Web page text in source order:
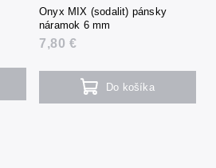
Onyx MIX (sodalit) pánsky
náramok 6 mm
7,80 €
Do košíka